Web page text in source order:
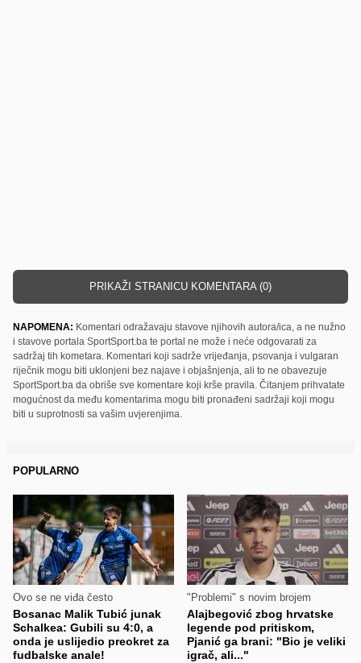
PRIKAŽI STRANICU KOMENTARA (0)
NAPOMENA: Komentari odražavaju stavove njihovih autora/ica, a ne nužno
i stavove portala SportSport.ba te portal ne može i neće odgovarati za
sadržaj tih kometara. Komentari koji sadrže vrijeđanja, psovanja i vulgaran
riječnik mogu biti uklonjeni bez najave i objašnjenja, ali to ne obavezuje
SportSport.ba da obriše sve komentare koji krše pravila. Čitanjem prihvatate
mogućnost da među komentarima mogu biti pronađeni sadržaji koji mogu
biti u suprotnosti sa vašim uvjerenjima.
POPULARNO
Ovo se ne viđa često
Bosanac Malik Tubić junak
Schalkea: Gubili su 4:0, a
onda je uslijedio preokret za
fudbalske anale!
"Problemi" s novim brojem
Alajbegović zbog hrvatske
legende pod pritiskom,
Pjanić ga brani: "Bio je veliki
igrač, ali..."